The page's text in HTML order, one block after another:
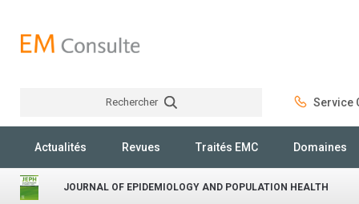
Rechercher Service
Actualités Revues Traités EMC Domaines
JOURNAL OF EPIDEMIOLOGY AND POPULATION HEALTH